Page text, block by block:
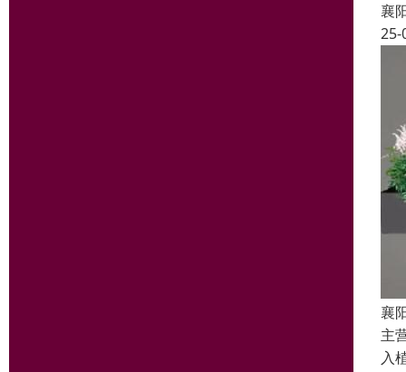
襄
25-
襄
主
入